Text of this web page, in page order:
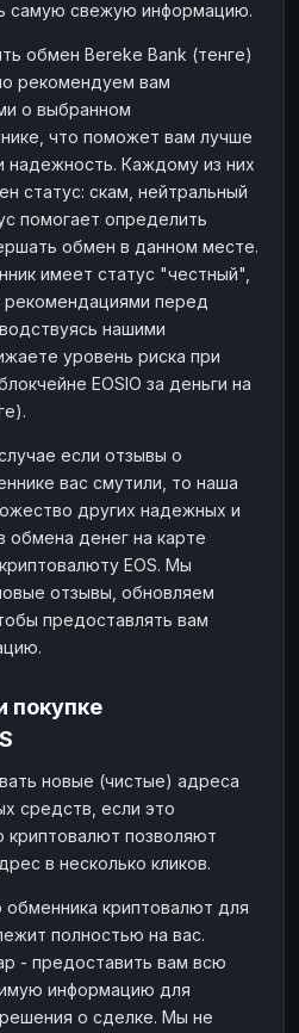
самую свежую информацию.
обмен Bereke Bank (тенге)
рекомендуем вам
о выбранном
что поможет вам лучше
надежность. Каждому из них
статус: скам, нейтральный
помогает определить
обмен в данном месте.
имеет статус "честный",
рекомендациями перед
нашими
уровень риска при
EOSIO за деньги на
если отзывы о
вас смутили, то наша
других надежных и
обмена денег на карте
EOS. Мы
отзывы, обновляем
предоставлять вам
покупке
новые (чистые) адреса
средств, если это
позволяют
в несколько кликов.
криптовалют для
полностью на вас.
- предоставить вам всю
информацию для
о сделке. Мы не